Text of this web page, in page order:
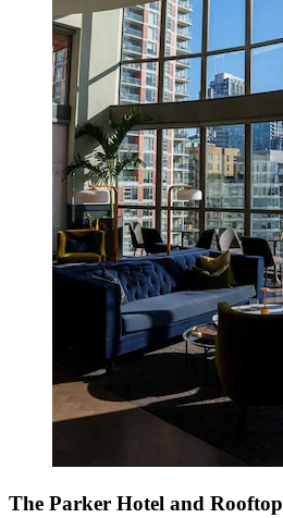
The Parker Hotel and Rooftop